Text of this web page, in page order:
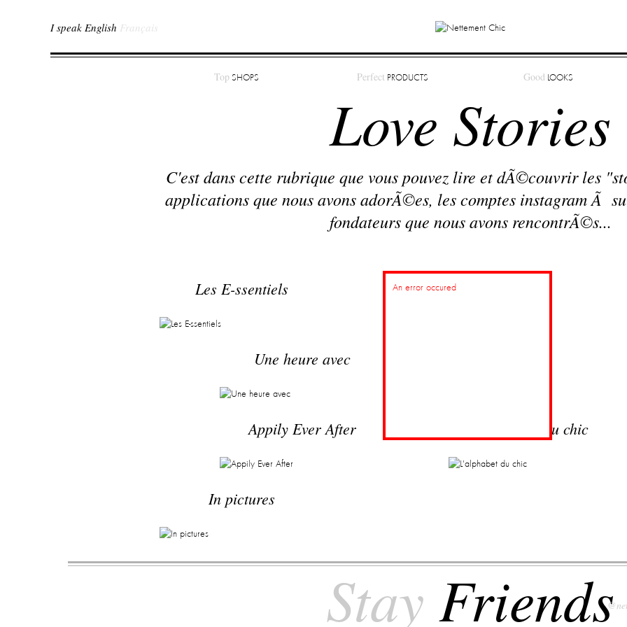
I speak English Français
Top SHOPS Perfect PRODUCTS Good LOOKS
Love Stories
C'est dans cette rubrique que vous pouvez lire et dÃ©couvrir les
applications que nous avons adorÃ©es, les comptes instagram Ã
fondateurs que nous avons rencontrÃ©s...
Les E-ssentiels Good news
Une heure avec
Appily Ever After L'alphabet du chic
In pictures
Stay Friends
An error occured